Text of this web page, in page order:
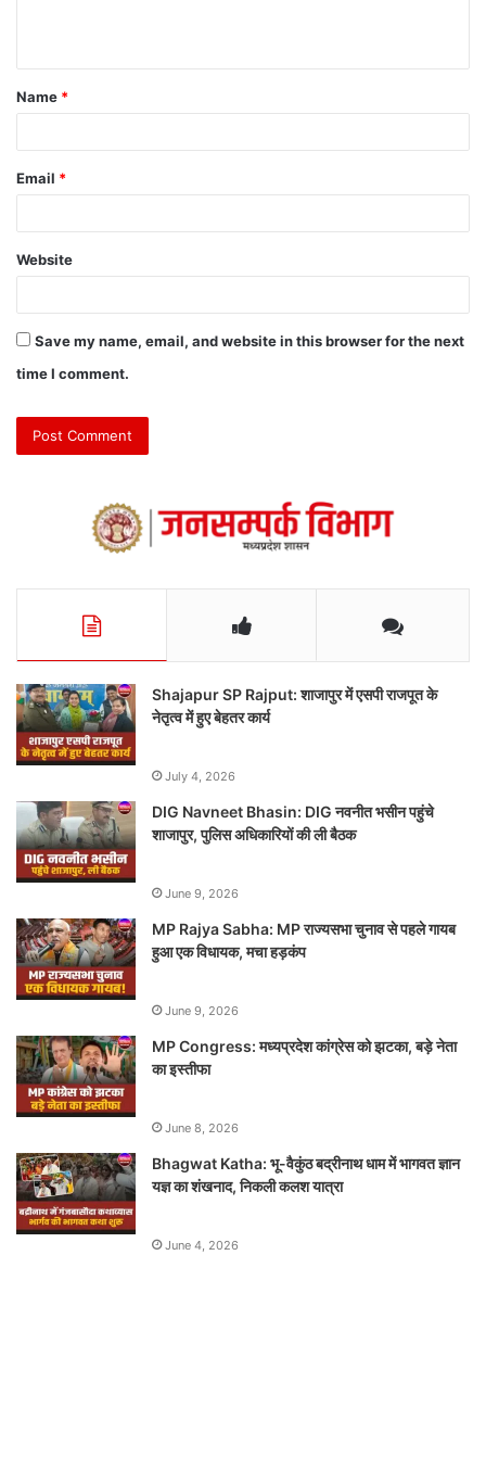
Name *
Email *
Website
Save my name, email, and website in this browser for the next
time I comment.
Shajapur SP Rajput: शाजापुर में एसपी राजपूत के
नेतृत्व में हुए बेहतर कार्य
July 4, 2026
DIG Navneet Bhasin: DIG नवनीत भसीन पहुंचे
शाजापुर, पुलिस अधिकारियों की ली बैठक
June 9, 2026
MP Rajya Sabha: MP राज्यसभा चुनाव से पहले गायब
हुआ एक विधायक, मचा हड़कंप
June 9, 2026
MP Congress: मध्यप्रदेश कांग्रेस को झटका, बड़े नेता
का इस्तीफा
June 8, 2026
Bhagwat Katha: भू-वैकुंठ बद्रीनाथ धाम में भागवत ज्ञान
यज्ञ का शंखनाद, निकली कलश यात्रा
June 4, 2026